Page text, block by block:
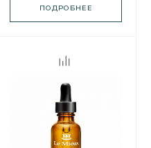
ПОДРОБНЕЕ